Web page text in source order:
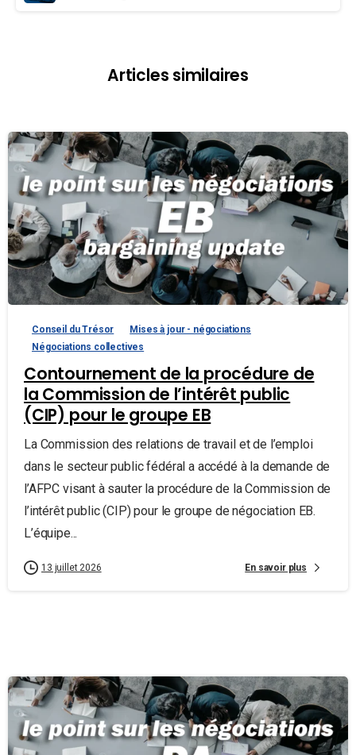
Articles similaires
Conseil du Trésor
Mises à jour - négociations
Négociations collectives
Contournement de la procédure de
la Commission de l’intérêt public
(CIP) pour le groupe EB
La Commission des relations de travail et de l’emploi
dans le secteur public fédéral a accédé à la demande de
l’AFPC visant à sauter la procédure de la Commission de
l’intérêt public (CIP) pour le groupe de négociation EB.
L’équipe...
13 juillet 2026 En savoir plus